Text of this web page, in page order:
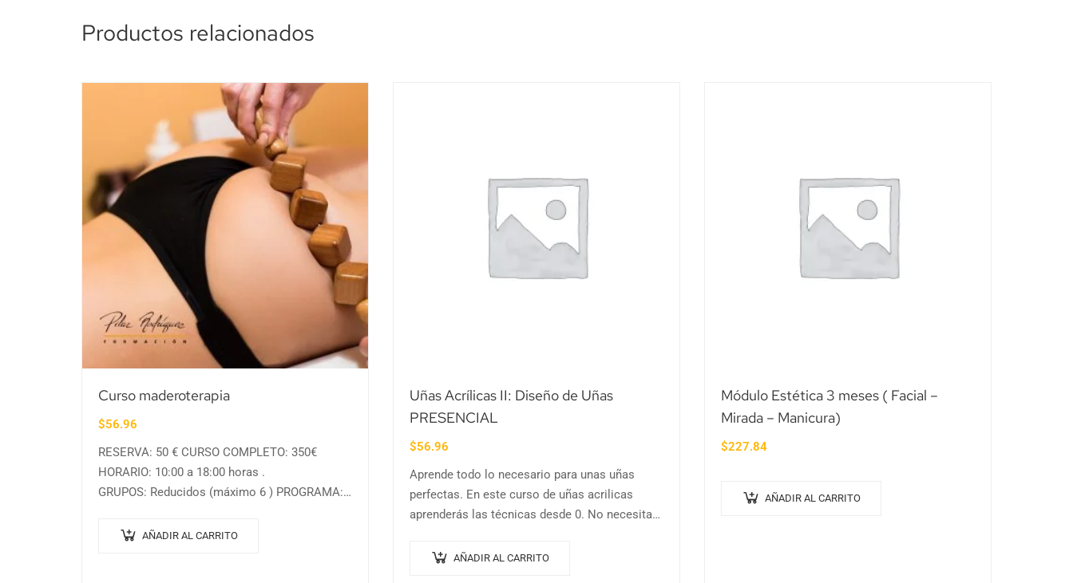
Productos relacionados
Curso maderoterapia
$56.96
RESERVA: 50 € CURSO COMPLETO: 350€
HORARIO: 10:00 a 18:00 horas .
GRUPOS: Reducidos (máximo 6 ) PROGRAMA:
cuerpo – El sistema linfático –…
AÑADIR AL CARRITO
Uñas Acrílicas II: Diseño de Uñas
PRESENCIAL
$56.96
Aprende todo lo necesario para unas uñas
perfectas. En este curso de uñas acrilicas
aprenderás las técnicas desde 0. No necesitas
AÑADIR AL CARRITO
Módulo Estética 3 meses ( Facial –
Mirada – Manicura)
$227.84
AÑADIR AL CARRITO